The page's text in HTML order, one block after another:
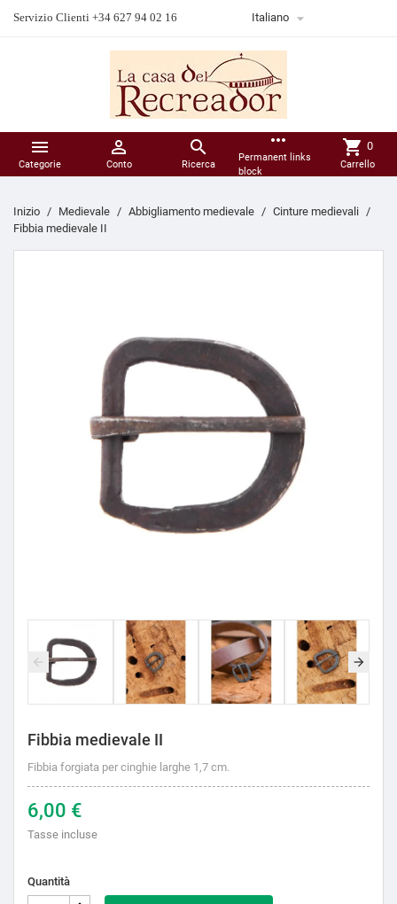
Servizio Clienti +34 627 94 02 16 Italiano 

Categorie

Conto

Ricerca
more_horiz
Permanent links
block
shopping_cart 0
Carrello
Inizio Medievale Abbigliamento medievale
Cinture medievali
Fibbia medievale II
Fibbia medievale II
Fibbia forgiata per cinghie larghe 1,7 cm.
6,00 €
Tasse incluse
Quantità